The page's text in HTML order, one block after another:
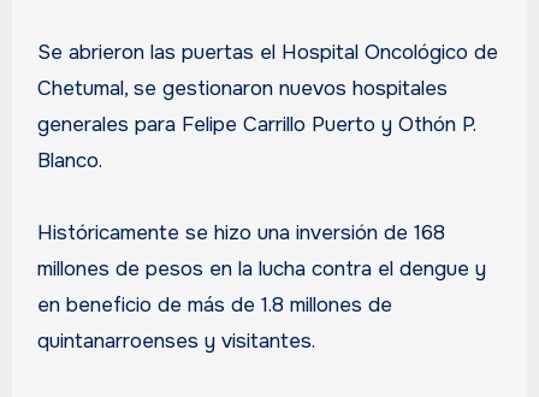
Se abrieron las puertas el Hospital Oncológico de
Chetumal, se gestionaron nuevos hospitales
generales para Felipe Carrillo Puerto y Othón P.
Blanco.
Históricamente se hizo una inversión de 168
millones de pesos en la lucha contra el dengue y
en beneficio de más de 1.8 millones de
quintanarroenses y visitantes.